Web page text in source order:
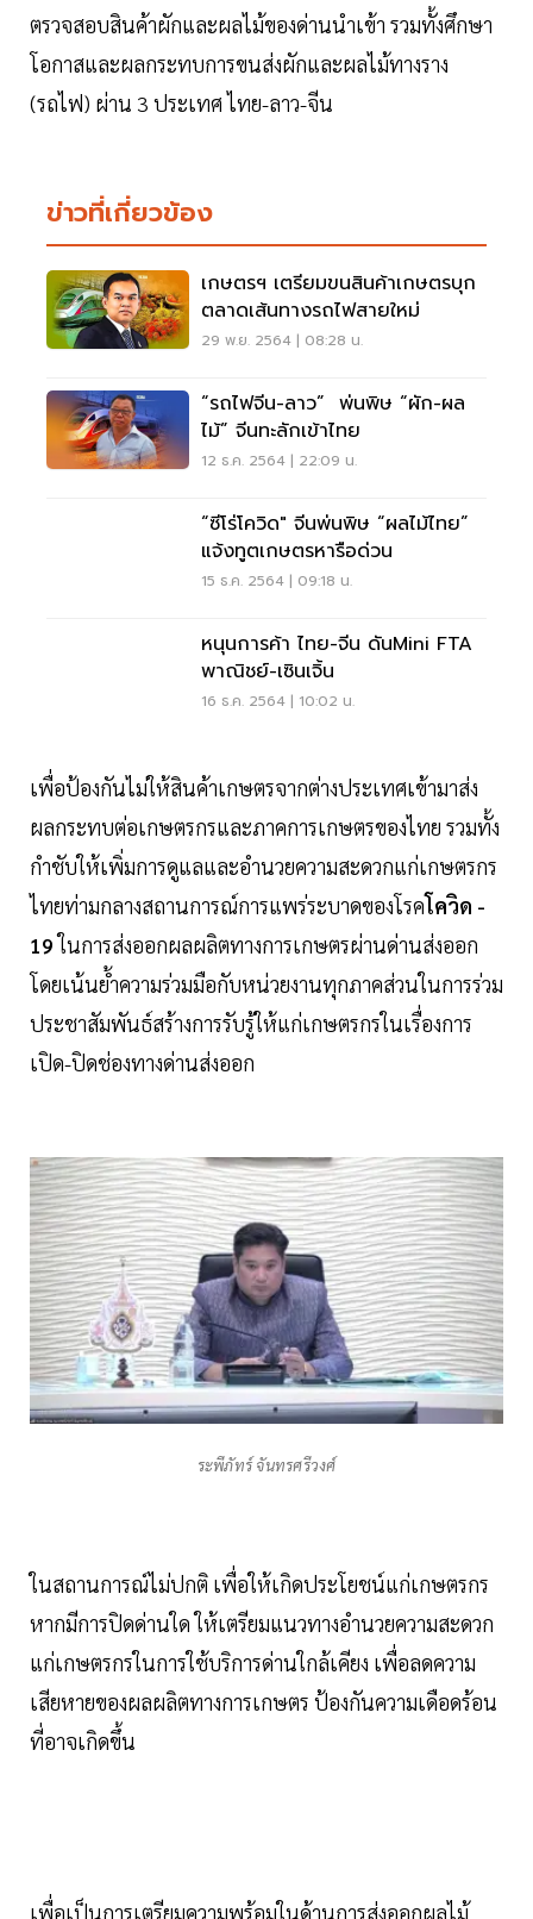
ตรวจสอบสินค้าผักและผลไม้ของด่านนำเข้า รวมทั้งศึกษา
โอกาสและผลกระทบการขนส่งผักและผลไม้ทางราง
(รถไฟ) ผ่าน 3 ประเทศ ไทย-ลาว-จีน
ข่าวที่เกี่ยวข้อง
เกษตรฯ เตรียมขนสินค้าเกษตรบุก
ตลาดเส้นทางรถไฟสายใหม่
29 พ.ย. 2564 | 08:28 น.
“รถไฟจีน-ลาว” พ่นพิษ “ผัก-ผล
ไม้” จีนทะลักเข้าไทย
12 ธ.ค. 2564 | 22:09 น.
“ซีโร่โควิด" จีนพ่นพิษ “ผลไม้ไทย”
แจ้งทูตเกษตรหารือด่วน
15 ธ.ค. 2564 | 09:18 น.
หนุนการค้า ไทย-จีน ดันMini FTA
พาณิชย์-เซินเจิ้น
16 ธ.ค. 2564 | 10:02 น.
เพื่อป้องกันไม่ให้สินค้าเกษตรจากต่างประเทศเข้ามาส่ง
ผลกระทบต่อเกษตรกรและภาคการเกษตรของไทย รวมทั้ง
กำชับให้เพิ่มการดูแลและอำนวยความสะดวกแก่เกษตรกร
ไทยท่ามกลางสถานการณ์การแพร่ระบาดของโรคโควิด -
19ในการส่งออกผลผลิตทางการเกษตรผ่านด่านส่งออก
โดยเน้นย้ำความร่วมมือกับหน่วยงานทุกภาคส่วนในการร่วม
ประชาสัมพันธ์สร้างการรับรู้ให้แก่เกษตรกรในเรื่องการ
เปิด-ปิดช่องทางด่านส่งออก
ระพีภัทร์ จันทรศรีวงศ์
ในสถานการณ์ไม่ปกติ เพื่อให้เกิดประโยชน์แก่เกษตรกร
หากมีการปิดด่านใด ให้เตรียมแนวทางอำนวยความสะดวก
แก่เกษตรกรในการใช้บริการด่านใกล้เคียง เพื่อลดความ
เสียหายของผลผลิตทางการเกษตร ป้องกันความเดือดร้อน
ที่อาจเกิดขึ้น
เพื่อเป็นการเตรียมความพร้อมในด้านการส่งออกผลไม้